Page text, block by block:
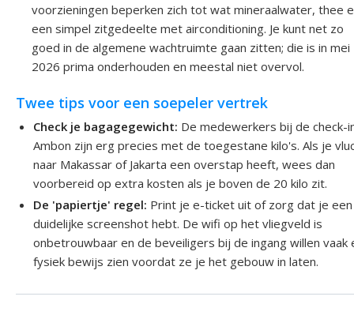
voorzieningen beperken zich tot wat mineraalwater, thee
een simpel zitgedeelte met airconditioning. Je kunt net zo
goed in de algemene wachtruimte gaan zitten; die is in mei
2026 prima onderhouden en meestal niet overvol.
Twee tips voor een soepeler vertrek
Check je bagagegewicht: De medewerkers bij de check-
Ambon zijn erg precies met de toegestane kilo's. Als je
naar Makassar of Jakarta een overstap heeft, wees dan
voorbereid op extra kosten als je boven de 20 kilo zit.
De 'papiertje' regel: Print je e-ticket uit of zorg dat je een
duidelijke screenshot hebt. De wifi op het vliegveld is
onbetrouwbaar en de beveiligers bij de ingang willen vaak
fysiek bewijs zien voordat ze je het gebouw in laten.